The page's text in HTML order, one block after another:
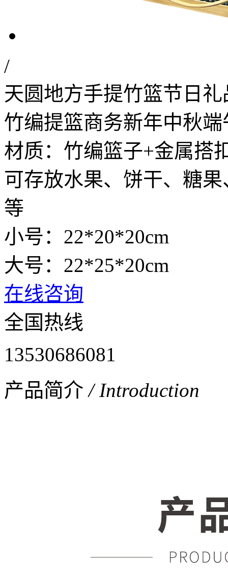
/
天圆地方手提竹篮节日
竹编提篮商务新年中秋
材质：竹编篮子+金属搭
可存放水果、饼干、糖
等
小号：22*20*20cm
大号：22*25*20cm
在线咨询
全国热线
13530686081
产品简介 / Introduction